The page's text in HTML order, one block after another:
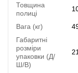
Товщина
полиці
Вага (кг)
Габаритні
розміри
упаковки (Д/
Ш/В)